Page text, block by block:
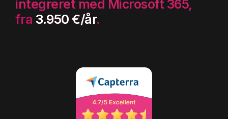
integreret med Microsoft 365,
fra 3.950 €/år.